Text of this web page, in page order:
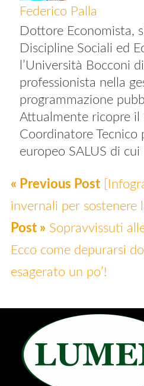
Federico Palla
Dottore Economista,
Discipline Sociali ed
l’Università Bocconi
professionista nella
programmazione
Attualmente ricopre il
Coordinatore Tecnico
europeo SALUS di
« Previous Post
invernali per sostenere
Post » Sopravvissuti
Ecco come depurarsi
esagerato un po’!